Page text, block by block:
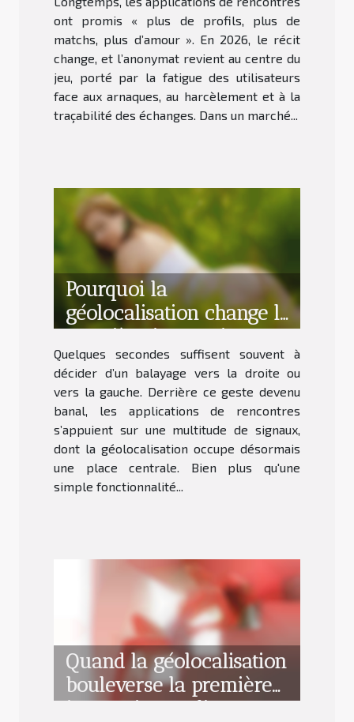
ont promis « plus de profils, plus de
matchs, plus d’amour ». En 2026, le récit
change, et l’anonymat revient au centre du
jeu, porté par la fatigue des utilisateurs
face aux arnaques, au harcèlement et à la
traçabilité des échanges. Dans un marché...
Pourquoi la
géolocalisation change la
première impression sur
les profils de rencontres
Quelques secondes suffisent souvent à
décider d’un balayage vers la droite ou
vers la gauche. Derrière ce geste devenu
banal, les applications de rencontres
s’appuient sur une multitude de signaux,
dont la géolocalisation occupe désormais
une place centrale. Bien plus qu'une
simple fonctionnalité...
Quand la géolocalisation
bouleverse la première
impression en ligne